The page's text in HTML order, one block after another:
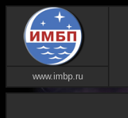
www.imbp.ru